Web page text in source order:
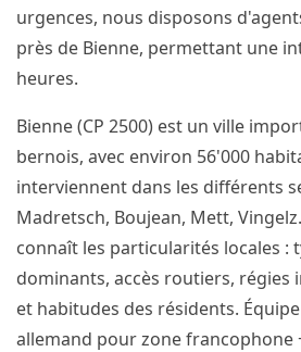
urgences, nous disposons
près de Bienne, permettant une
heures.
Bienne (CP 2500) est un ville
bernois, avec environ 56'000
interviennent dans les différents
Madretsch, Boujean, Mett,
connaît les particularités locales :
dominants, accès routiers, régies
et habitudes des résidents.
allemand pour zone francophone